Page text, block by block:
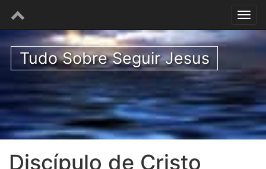
Tudo Sobre Seguir Jesus
Discípulo de Cristo